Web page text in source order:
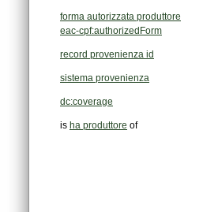
forma autorizzata produttore
eac-cpf:authorizedForm
record provenienza id
sistema provenienza
dc:coverage
is ha produttore of